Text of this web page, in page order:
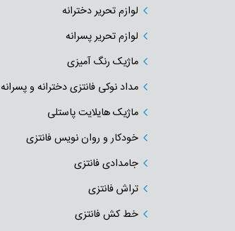
لوازم تحریر دخترانه
لوازم تحریر پسرانه
ماژیک رنگ آمیزی
مداد نوکی فانتزی دخترانه و پسرانه
ماژیک هایلایت پاستلی
خودکار و روان نویس فانتزی
جامدادی‌ فانتزی
تراش فانتزی
خط کش فانتزی